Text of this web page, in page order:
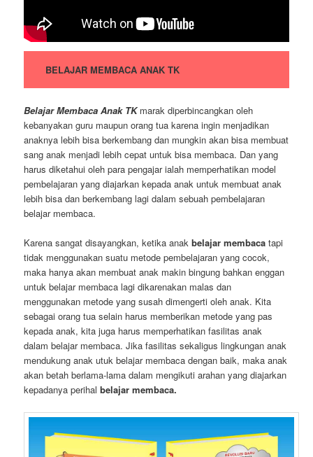
BELAJAR MEMBACA ANAK TK
Belajar Membaca Anak TKmarak diperbincangkan oleh
kebanyakan guru maupun orang tua karena ingin menjadikan
anaknya lebih bisa berkembang dan mungkin akan bisa membuat
sang anak menjadi lebih cepat untuk bisa membaca. Dan yang
harus diketahui oleh para pengajar ialah memperhatikan model
pembelajaran yang diajarkan kepada anak untuk membuat anak
lebih bisa dan berkembang lagi dalam sebuah pembelajaran
belajar membaca.
Karena sangat disayangkan, ketika anakbelajar membaca tapi
tidak menggunakan suatu metode pembelajaran yang cocok,
maka hanya akan membuat anak makin bingung bahkan enggan
untuk belajar membaca lagi dikarenakan malas dan
menggunakan metode yang susah dimengerti oleh anak. Kita
sebagai orang tua selain harus memberikan metode yang pas
kepada anak, kita juga harus memperhatikan fasilitas anak
dalam belajar membaca. Jika fasilitas sekaligus lingkungan anak
mendukung anak utuk belajar membaca dengan baik, maka anak
akan betah berlama-lama dalam mengikuti arahan yang diajarkan
kepadanya perihalbelajar membaca.